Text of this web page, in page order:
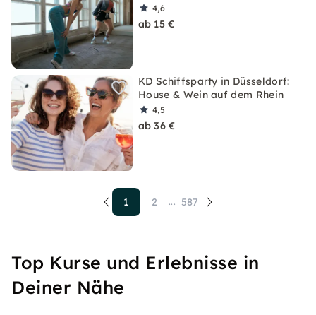
4,6
ab 15 €
KD Schiffsparty in Düsseldorf:
House & Wein auf dem Rhein
4,5
ab 36 €
1 2 ... 587
Top Kurse und Erlebnisse in
Deiner Nähe